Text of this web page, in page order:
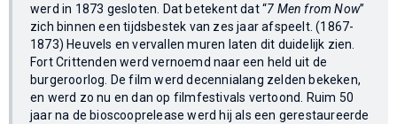
werd in 1873 gesloten. Dat betekent dat “7 Men from Now”
zich binnen een tijdsbestek van zes jaar afspeelt. (1867-
1873) Heuvels en vervallen muren laten dit duidelijk zien.
Fort Crittenden werd vernoemd naar een held uit de
burgeroorlog. De film werd decennialang zelden bekeken,
en werd zo nu en dan op filmfestivals vertoond. Ruim 50
jaar na de bioscooprelease werd hij als een gerestaureerde